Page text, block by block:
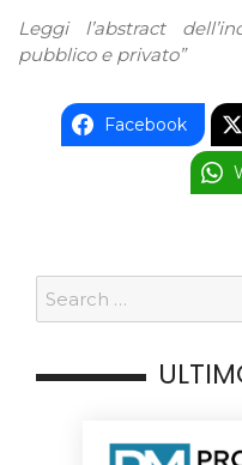
Leggi l’abstract
pubblico e privato”
Facebook